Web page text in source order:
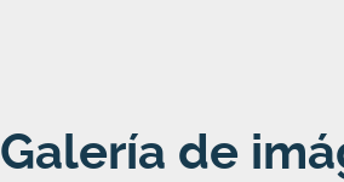
Galería de